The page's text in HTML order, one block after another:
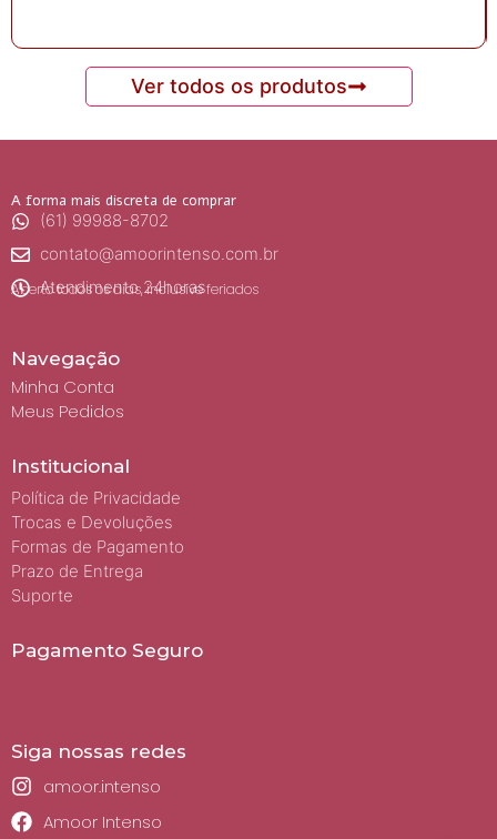
Ver todos os produtos
A forma mais discreta de comprar
(61) 99988-8702
contato@amoorintenso.com.br
Atendimento 24horas
Aberto todos os dias, inclusive feriados
Navegação
Minha Conta
Meus Pedidos
Institucional
Política de Privacidade
Trocas e Devoluções
Formas de Pagamento
Prazo de Entrega
Suporte
Pagamento Seguro
Siga nossas redes
amoor.intenso
Amoor Intenso